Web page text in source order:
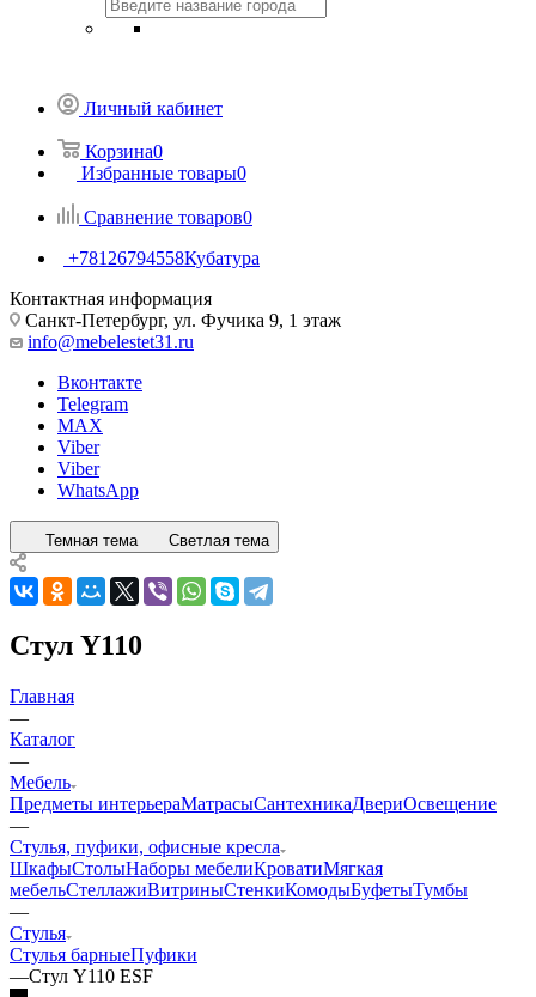
Личный кабинет
Корзина0
Избранные товары0
Сравнение товаров0
+78126794558Кубатура
Контактная информация
Санкт-Петербург, ул. Фучика 9, 1 этаж
info@mebelestet31.ru
Вконтакте
Telegram
MAX
Viber
Viber
WhatsApp
Темная тема Светлая тема
Стул Y110
Главная
—
Каталог
—
Мебель
Предметы интерьераМатрасыСантехникаДвериОсвещение
—
Стулья, пуфики, офисные кресла
ШкафыСтолыНаборы мебелиКроватиМягкая
мебельСтеллажиВитриныСтенкиКомодыБуфетыТумбы
—
Стулья
Стулья барныеПуфики
—Стул Y110 ESF